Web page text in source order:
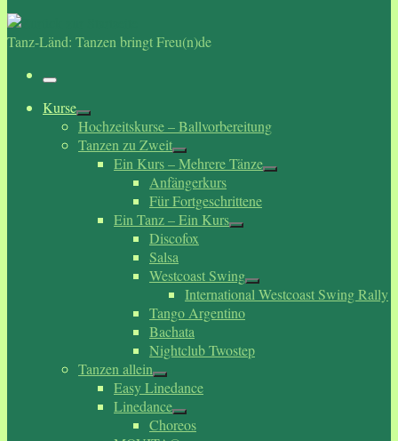
Tanz-Länd: Tanzen bringt Freu(n)de
Menü
Kurse
Hochzeitskurse – Ballvorbereitung
Tanzen zu Zweit
Ein Kurs – Mehrere Tänze
Anfängerkurs
Für Fortgeschrittene
Ein Tanz – Ein Kurs
Discofox
Salsa
Westcoast Swing
International Westcoast Swing Rally
Tango Argentino
Bachata
Nightclub Twostep
Tanzen allein
Easy Linedance
Linedance
Choreos